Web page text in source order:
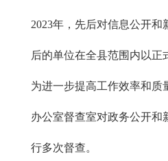
2023年，先后对信息公开
后的单位在全县范围内以正
为进一步提高工作效率和质
办公室督查室对政务公开和
行多次督查。